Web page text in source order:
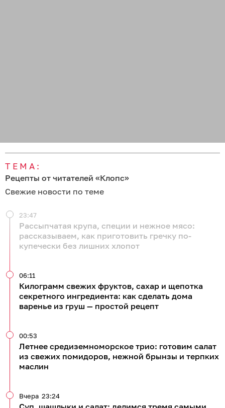
ТЕМА:
Рецепты от читателей «Клопс»
Свежие новости по теме
Рассыпчатая крупа, специи и нежное мясо:
рассказываем, как приготовить гречку по-
купечески без лишних хлопот
23:47
Килограмм свежих фруктов, сахар и щепотка
секретного ингредиента: как сделать дома
варенье из груш — простой рецепт
06:11
Летнее средиземноморское трио: готовим салат
из свежих помидоров, нежной брынзы и терпких
маслин
00:53
Вчера 23:24